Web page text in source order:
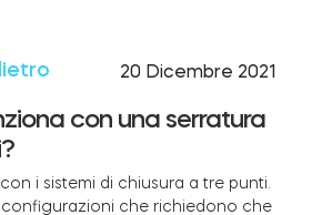
20 Dicembre 2021
con una serratura
i sistemi di chiusura a tre punti.
configurazioni che richiedono che